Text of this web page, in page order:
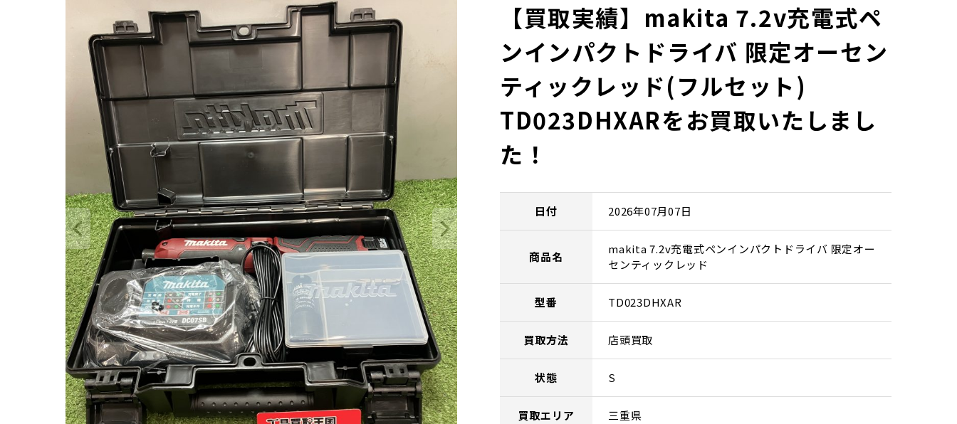
【買取実績】makita 7.2v充電式ペ
ンインパクトドライバ 限定オーセン
ティックレッド(フルセット)
TD023DHXARをお買取いたしまし
た！
日付 2026年07月07日
商品名
makita 7.2v充電式ペンインパクトドライバ 限定オー
センティックレッド
型番 TD023DHXAR
買取方法 店頭買取
状態 S
買取エリア 三重県